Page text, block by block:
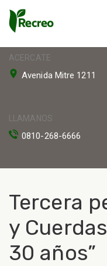
ACERCATE
Avenida Mitre 1211
LLAMANOS
0810-268-6666
Tercera
y
30 años”